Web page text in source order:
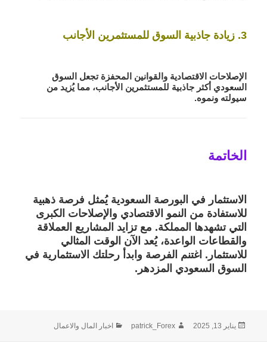
3. زيادة جاذبية السوق للمستثمرين الأجانب
الإصلاحات الاقتصادية والقوانين المحفزة تجعل السوق
السعودي أكثر جاذبية للمستثمرين الأجانب، مما يُزيد من
سيولته ونموه.
الخاتمة
الاستثمار في البورصة السعودية يُمثل فرصة ذهبية
للاستفادة من النمو الاقتصادي والإصلاحات الكبرى
التي تشهدها المملكة. مع تزايد المشاريع العملاقة
والقطاعات الواعدة، يُعد الآن الوقت المثالي
للاستثمار. اغتنم الفرصة وابدأ رحلتك الاستثمارية في
السوق السعودي المزدهر.
نُشرت
يناير 13, 2025 الكاتب
patrick_Forex التصنيفات
اخبار المال والاعمال